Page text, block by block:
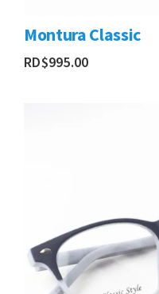
Montura Classic
RD$995.00